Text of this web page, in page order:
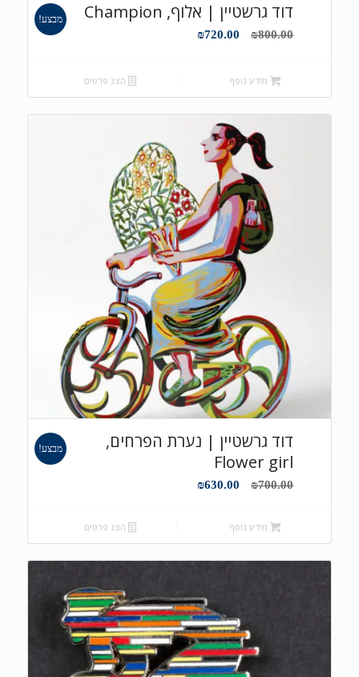
דוד גרשטיין | אלוף, Champion
₪800.00
המחיר
₪800.00.
₪720.00 המחיר
מבצע!
מידע נוסף הצג פרטים
דוד גרשטיין | נערת הפרחים,
Flower girl
₪700.00
המחיר
₪630.00 המחיר
מבצע!
מידע נוסף הצג פרטים